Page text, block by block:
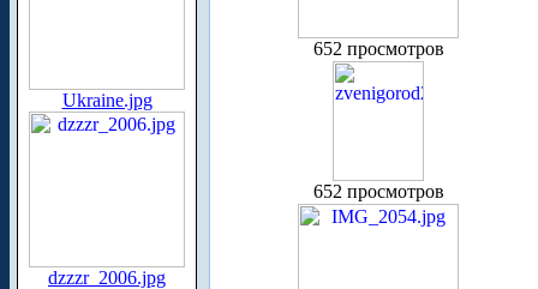
Ukraine.jpg
dzzzr_2006.jpg
652 просмотров
652 просмотров